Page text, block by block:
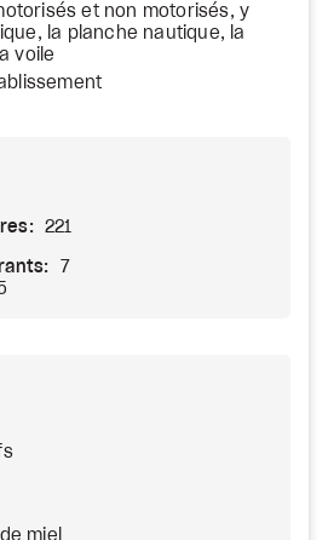
et non motorisés, y
la planche nautique, la
voile
221
7
miel